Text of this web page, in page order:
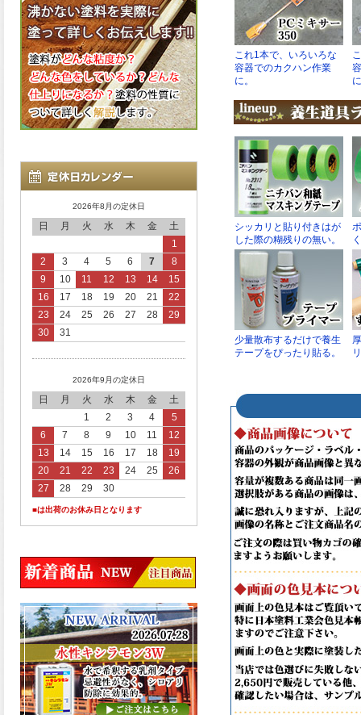
2026年8月の定休日
日 月 火 水 木 金
土
1
2
3 4 5 6 7
8
9
10 11 12 13 14
15
16
17 18 19 20 21
22
23
24 25 26 27 28
29
30
31
2026年9月の定休日
日 月 火 水 木 金
土
1
2 3 4
5
6
7 8 9 10 11
12
13
14 15 16 17 18
19
20
21 22 23 24 25
26
27
28 29 30
■は出荷のお休み日となります